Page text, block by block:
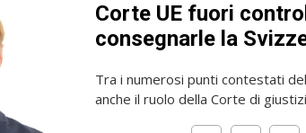
Corte UE fuori
consegnarle la
Tra i numerosi punti contestati
anche il ruolo della Corte di